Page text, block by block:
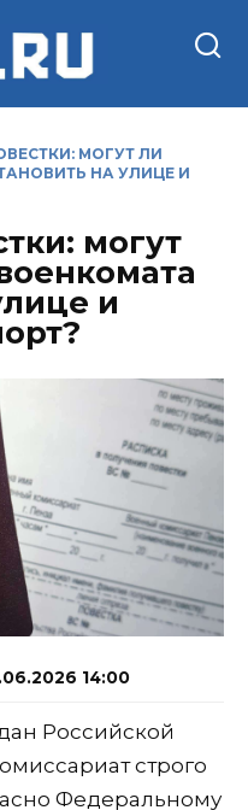
МОГУТ ЛИ
НА УЛИЦЕ И
могут
и
14:00
Российской
строго
Федеральному